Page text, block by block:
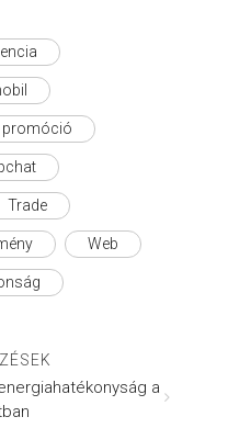
promóció
Trade
Web
a